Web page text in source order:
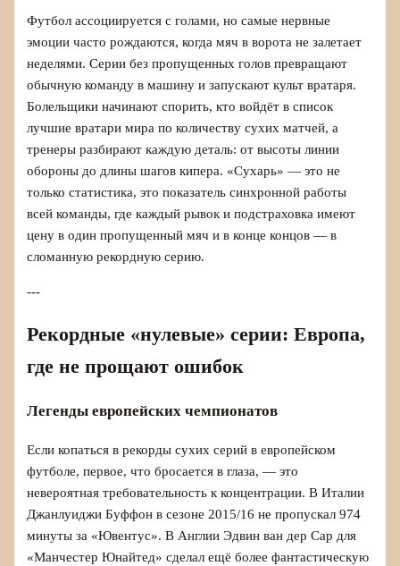
Футбол ассоциируется с голами, но самые нервные
эмоции часто рождаются, когда мяч в ворота не залетает
неделями. Серии без пропущенных голов превращают
обычную команду в машину и запускают культ вратаря.
Болельщики начинают спорить, кто войдёт в список
лучшие вратари мира по количеству сухих матчей, а
тренеры разбирают каждую деталь: от высоты линии
обороны до длины шагов кипера. «Сухарь» — это не
только статистика, это показатель синхронной работы
всей команды, где каждый рывок и подстраховка имеют
цену в один пропущенный мяч и в конце концов — в
сломанную рекордную серию.
---
Рекордные «нулевые» серии: Европа,
где не прощают ошибок
Легенды европейских чемпионатов
Если копаться в рекорды сухих серий в европейском
футболе, первое, что бросается в глаза, — это
невероятная требовательность к концентрации. В Италии
Джанлуиджи Буффон в сезоне 2015/16 не пропускал 974
минуты за «Ювентус». В Англии Эдвин ван дер Сар для
«Манчестер Юнайтед» сделал ещё более фантастическую